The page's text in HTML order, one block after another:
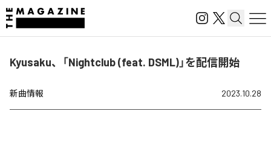
Kyusaku、「Nightclub (feat. DSML)」を配信開始
新曲情報 2023.10.28